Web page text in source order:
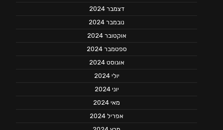
דצמבר 2024
נובמבר 2024
אוקטובר 2024
ספטמבר 2024
אוגוסט 2024
יולי 2024
יוני 2024
מאי 2024
אפריל 2024